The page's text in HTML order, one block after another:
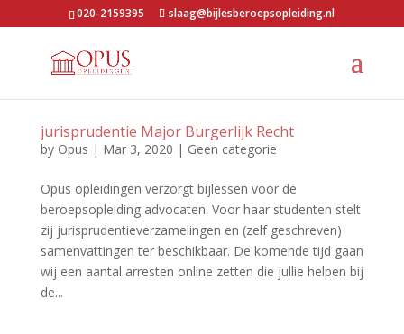
020-2159395 slaag@bijlesberoepsopleiding.nl
jurisprudentie Major Burgerlijk Recht
by Opus | Mar 3, 2020 | Geen categorie
Opus opleidingen verzorgt bijlessen voor de
beroepsopleiding advocaten. Voor haar studenten stelt
zij jurisprudentieverzamelingen en (zelf geschreven)
samenvattingen ter beschikbaar. De komende tijd gaan
wij een aantal arresten online zetten die jullie helpen bij
de...